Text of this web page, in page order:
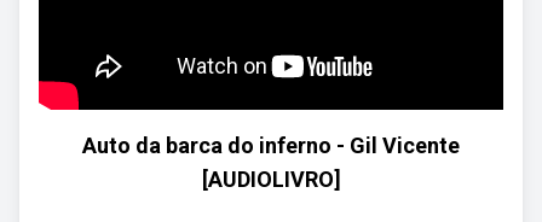
Auto da barca do inferno - Gil Vicente
[AUDIOLIVRO]